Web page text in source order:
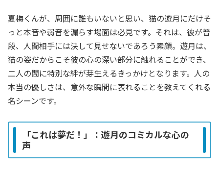
夏梅くんが、周囲に誰もいないと思い、猫の遊月にだけそ
っと本音や弱音を漏らす場面は必見です。それは、彼が普
段、人間相手には決して見せないであろう素顔。遊月は、
猫の姿だからこそ彼の心の深い部分に触れることができ、
二人の間に特別な絆が芽生えるきっかけとなります。人の
本当の優しさは、意外な瞬間に表れることを教えてくれる
名シーンです。
「これは夢だ！」：遊月のコミカルな心の
声